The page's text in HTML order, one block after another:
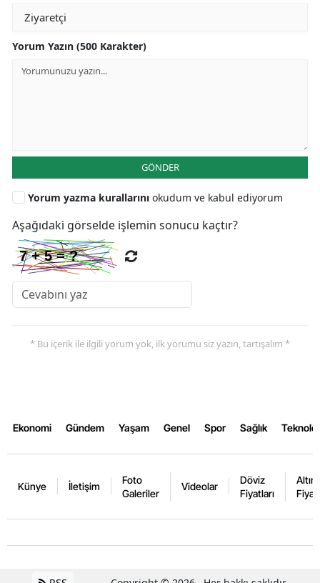
Yorum Yazın (500 Karakter)
GÖNDER
Yorum yazma kurallarını okudum ve kabul ediyorum
Aşağıdaki görselde işlemin sonucu kaçtır?
* Bu içerik ile ilgili yorum yok, ilk yorumu siz yazın, tartışalım *
Ekonomi Gündem Yaşam Genel Spor Sağlık
Künye İletişim
Foto
Galeriler
Videolar
Döviz
Fiyatları
Altın